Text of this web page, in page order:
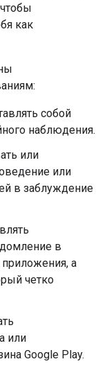
как
собой
наблюдения.
или
или
в заблуждение
в
а
четко
или
Google Play.